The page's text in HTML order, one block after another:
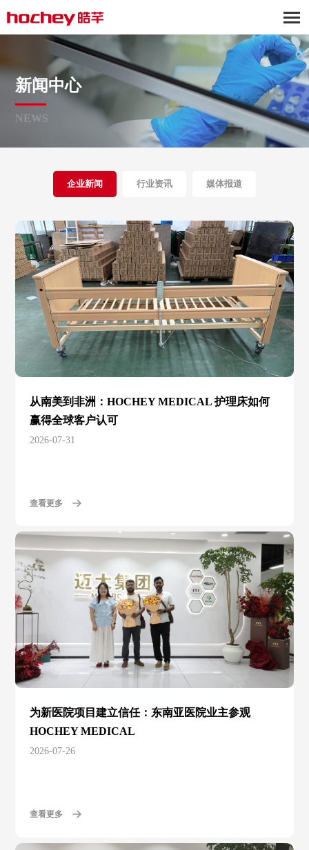
新闻中心
NEWS
企业新闻 行业资讯 媒体报道
从南美到非洲：HOCHEY MEDICAL 护理床如何
赢得全球客户认可
2026-07-31
查看更多
为新医院项目建立信任：东南亚医院业主参观
HOCHEY MEDICAL
2026-07-26
查看更多